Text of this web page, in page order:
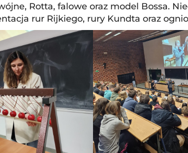
Rotta, falowe oraz model Bossa.
rur Rijkiego, rury Kundta oraz